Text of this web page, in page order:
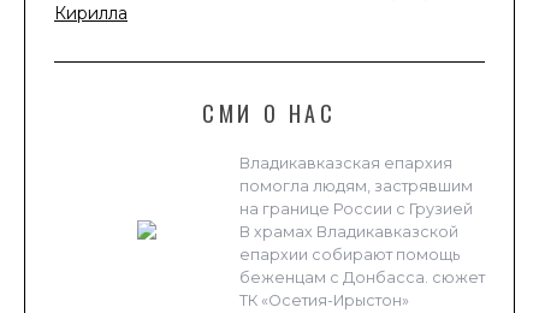
Кирилла
СМИ О НАС
Владикавказская епархия
помогла людям, застрявшим
на границе России с Грузией
В храмах Владикавказской
епархии собирают помощь
беженцам с Донбасса. сюжет
ТК «Осетия-Ирыстон»